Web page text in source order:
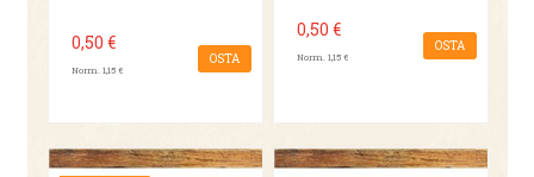
0,50 €
Norm. 1,15 €
OSTA
0,50 €
Norm. 1,15 €
OSTA